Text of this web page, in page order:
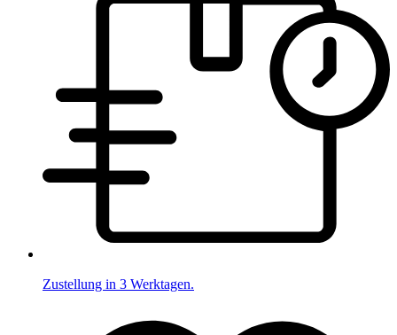
Zustellung in 3 Werktagen.